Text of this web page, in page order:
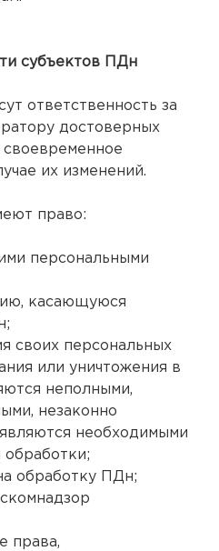
субъектов ПДн
ответственность за
достоверных
своевременное
их изменений.
право:
персональными
касающуюся
своих персональных
или уничтожения в
неполными,
незаконно
необходимыми
обработки;
обработку ПДн;
права,